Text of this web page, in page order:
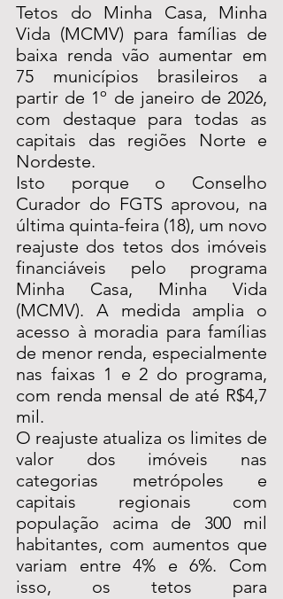
Tetos do Minha Casa, Minha
Vida (MCMV) para famílias de
baixa renda vão aumentar em
75 municípios brasileiros a
partir de 1º de janeiro de 2026,
com destaque para todas as
capitais das regiões Norte e
Nordeste.
Isto porque o Conselho
Curador do FGTS aprovou, na
última quinta-feira (18), um novo
reajuste dos tetos dos imóveis
financiáveis pelo programa
Minha Casa, Minha Vida
(MCMV). A medida amplia o
acesso à moradia para famílias
de menor renda, especialmente
nas faixas 1 e 2 do programa,
com renda mensal de até R$4,7
mil.
O reajuste atualiza os limites de
valor dos imóveis nas
categorias metrópoles e
capitais regionais com
população acima de 300 mil
habitantes, com aumentos que
variam entre 4% e 6%. Com
isso, os tetos para